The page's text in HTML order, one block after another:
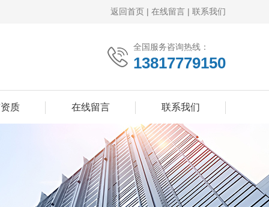
返回首页 | 在线留言 | 联系我们
全国服务咨询热线：
13817779150
质 在线留言 联系我们